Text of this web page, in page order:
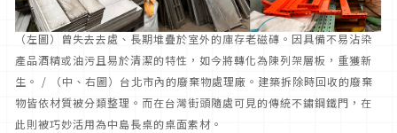
（左圖）曾失去去處、長期堆疊於室外的庫存老磁磚。因具備不易沾染
產品酒精或油污且易於清潔的特性，如今將轉化為陳列架層板，重獲新
生。 / （中、右圖）台北市內的廢棄物處理廠。建築拆除時回收的廢棄
物皆依材質被分類整理。而在台灣街頭隨處可見的傳統不鏽鋼鐵門，在
此則被巧妙活用為中島長桌的桌面素材。